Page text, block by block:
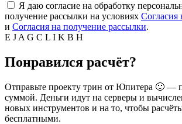
Я даю согласие на обработку
получение рассылки на условиях Согласия
и Согласия на получение рассылки.
E J A G C L I K B H
Понравился расчёт?
Отправьте проекту трин от Юпитера 🙂 —
суммой. Деньги идут на серверы и
новых инструментов и на то, чтобы
бесплатными.